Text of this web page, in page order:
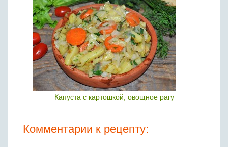
Капуста с картошкой, овощное рагу
Комментарии к рецепту: